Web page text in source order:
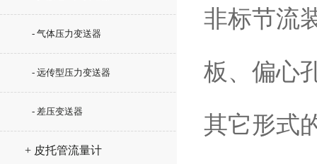
- 气体压力变送器
- 远传型压力变送器
- 差压变送器
+ 皮托管流量计
非标节流
板、偏心
其它形式